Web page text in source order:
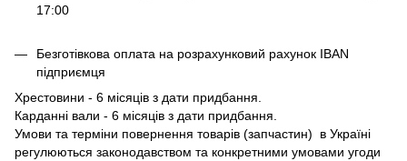
17:00
Безготівкова оплата на розрахунковий рахунок IBAN
підприємця
Хрестовини - 6 місяців з дати придбання.
Карданні вали - 6 місяців з дати придбання.
Умови та терміни повернення товарів (запчастин) в Україні
регулюються законодавством та конкретними умовами угоди